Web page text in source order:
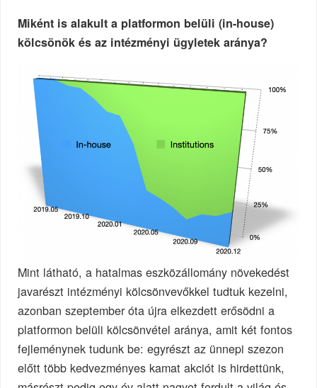
Miként is alakult a platformon belüli (in-house)
kölcsönök és az intézményi ügyletek aránya?
Mint látható, a hatalmas eszközállomány növekedést
javarészt intézményi kölcsönvevőkkel tudtuk kezelni,
azonban szeptember óta újra elkezdett erősödni a
platformon belüli kölcsönvétel aránya, amit két fontos
fejleménynek tudunk be: egyrészt az ünnepi szezon
előtt több kedvezményes kamat akciót is hirdettünk,